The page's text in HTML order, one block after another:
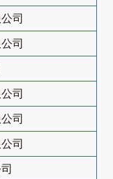
司
司
司
司
司